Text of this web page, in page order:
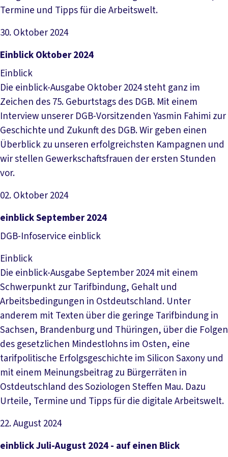
Termine und Tipps für die Arbeitswelt.
30. Oktober 2024
Datei herunterladen
Einblick Oktober 2024
Einblick
Die einblick-Ausgabe Oktober 2024 steht ganz im
Zeichen des 75. Geburtstags des DGB. Mit einem
Interview unserer DGB-Vorsitzenden Yasmin Fahimi zur
Geschichte und Zukunft des DGB. Wir geben einen
Überblick zu unseren erfolgreichsten Kampagnen und
wir stellen Gewerkschaftsfrauen der ersten Stunden
vor.
02. Oktober 2024
Datei herunterladen
einblick September 2024
DGB-Infoservice einblick
Einblick
Die einblick-Ausgabe September 2024 mit einem
Schwerpunkt zur Tarifbindung, Gehalt und
Arbeitsbedingungen in Ostdeutschland. Unter
anderem mit Texten über die geringe Tarifbindung in
Sachsen, Brandenburg und Thüringen, über die Folgen
des gesetzlichen Mindestlohns im Osten, eine
tarifpolitische Erfolgsgeschichte im Silicon Saxony und
mit einem Meinungsbeitrag zu Bürgerräten in
Ostdeutschland des Soziologen Steffen Mau. Dazu
Urteile, Termine und Tipps für die digitale Arbeitswelt.
22. August 2024
Datei herunterladen
einblick Juli-August 2024 - auf einen Blick